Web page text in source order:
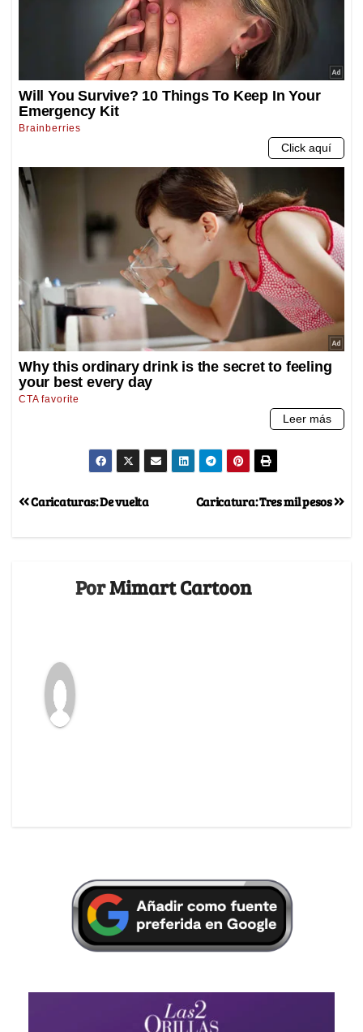
Caricatura: Tres mil pesos
Caricaturas: De vuelta
PorMimart Cartoon